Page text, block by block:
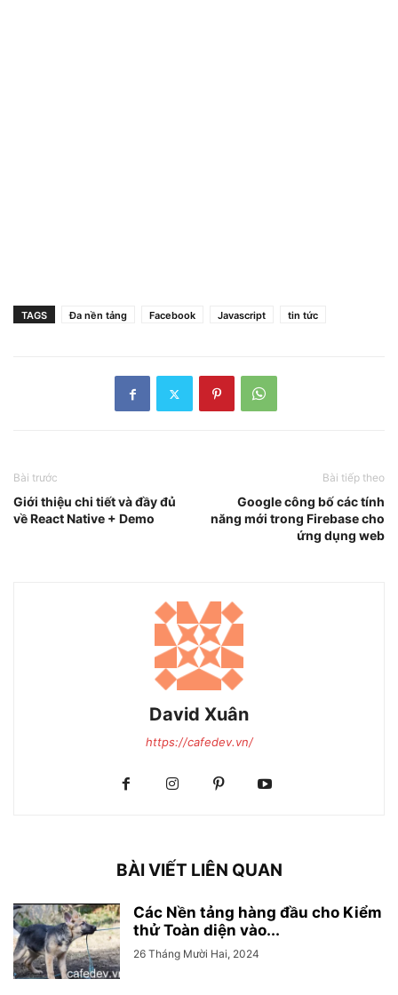
TAGS Đa nền tảng Facebook Javascript tin tức
Bài trước
Giới thiệu chi tiết và đầy đủ
về React Native + Demo
Bài tiếp theo
Google công bố các tính
năng mới trong Firebase cho
ứng dụng web
David Xuân
https://cafedev.vn/
BÀI VIẾT LIÊN QUAN
Các Nền tảng hàng đầu cho Kiểm
thử Toàn diện vào...
26 Tháng Mười Hai, 2024